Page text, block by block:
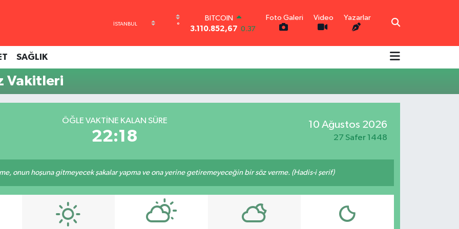
°
BITCOIN
3.110.852,67 0.37
64,4329 -0.02
GRAM ALTIN
Foto Galeri Video Yazarlar
SAĞLIK
Vakitleri
ÖĞLE VAKTINE KALAN SÜRE
22:18
10 Ağustos 2026
27 Safer 1448
onun hoşuna gitmeyecek şakalar yapma ve ona yerine getiremeyeceğin bir söz verme. (Hadis-i şerif)